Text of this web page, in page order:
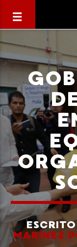
CANCIÓN
TÍTULO
ARTISTA
MARÍNEZ